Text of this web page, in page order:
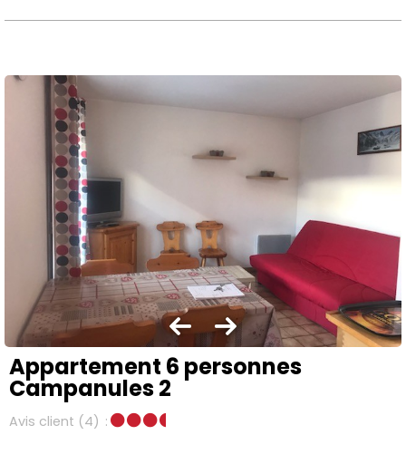
Appartement 6 personnes
Campanules 2
Avis client (4)